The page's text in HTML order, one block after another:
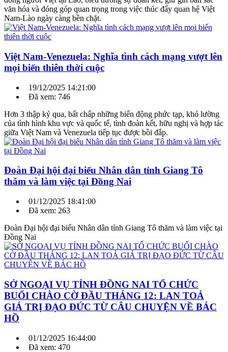
văn hóa và đóng góp quan trọng trong việc thúc đẩy quan hệ Việt
Nam-Lào ngày càng bền chặt.
Việt Nam-Venezuela: Nghĩa tình cách mạng vượt lên
mọi biến thiên thời cuộc
19/12/2025 14:21:00
Đã xem: 746
Hơn 3 thập kỷ qua, bất chấp những biến động phức tạp, khó lường
của tình hình khu vực và quốc tế, tình đoàn kết, hữu nghị và hợp tác
giữa Việt Nam và Venezuela tiếp tục được bồi đắp.
Đoàn Đại hội đại biểu Nhân dân tỉnh Giang Tô
thăm và làm việc tại Đồng Nai
01/12/2025 18:41:00
Đã xem: 263
Đoàn Đại hội đại biểu Nhân dân tỉnh Giang Tô thăm và làm việc tại
Đồng Nai
SỞ NGOẠI VỤ TỈNH ĐỒNG NAI TỔ CHỨC
BUỔI CHÀO CỜ ĐẦU THÁNG 12: LAN TOẢ
GIÁ TRỊ ĐẠO ĐỨC TỪ CÂU CHUYỆN VỀ BÁC
HỒ
01/12/2025 16:44:00
Đã xem: 470